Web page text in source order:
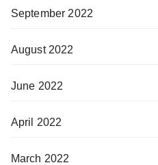
September 2022
August 2022
June 2022
April 2022
March 2022